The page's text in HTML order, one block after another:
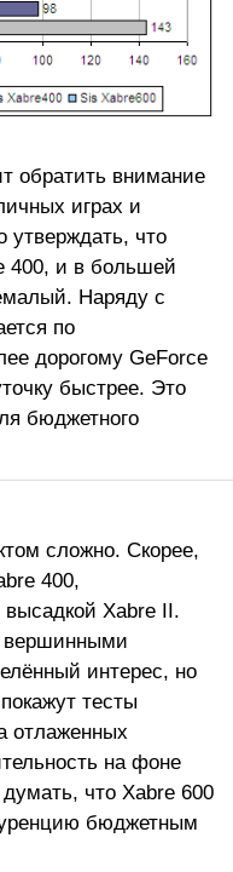
обратить внимание
играх и
утверждать, что
400, и в большей
Наряду с
по
дорогому GeForce
быстрее. Это
бюджетного
сложно. Скорее,
400,
Xabre II.
вершинными
интерес, но
тесты
отлаженных
на фоне
что Xabre 600
бюджетным